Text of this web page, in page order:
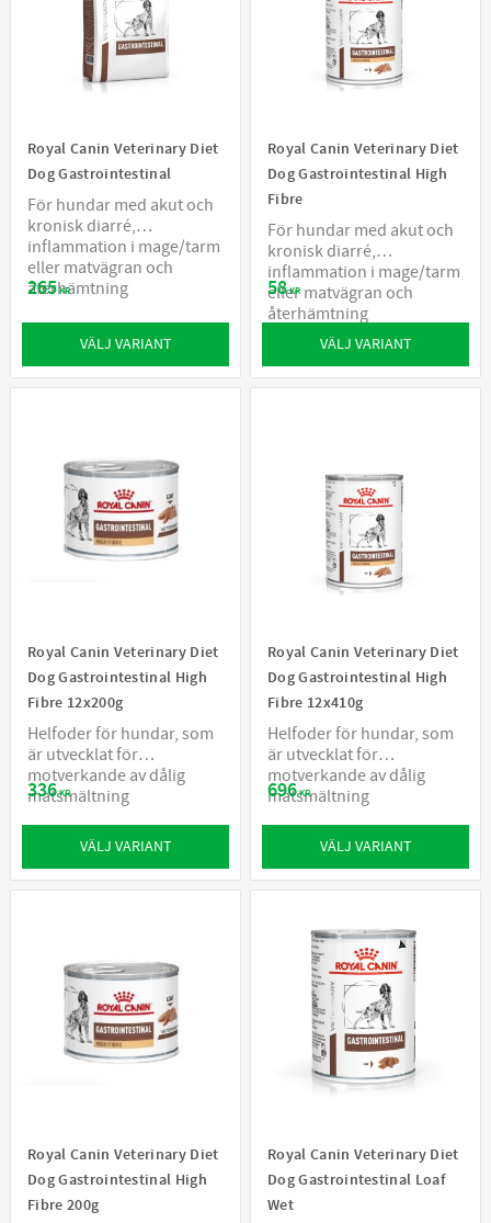
Royal Canin Veterinary Diet
Dog Gastrointestinal
För hundar med akut och
kronisk diarré,
inflammation i mage/tarm
eller matvägran och
återhämtning
265KR
VÄLJ VARIANT
Royal Canin Veterinary Diet
Dog Gastrointestinal High
Fibre
För hundar med akut och
kronisk diarré,
inflammation i mage/tarm
eller matvägran och
återhämtning
58KR
VÄLJ VARIANT
Royal Canin Veterinary Diet
Dog Gastrointestinal High
Fibre 12x200g
Helfoder för hundar, som
är utvecklat för
motverkande av dålig
matsmältning
336KR
VÄLJ VARIANT
Royal Canin Veterinary Diet
Dog Gastrointestinal High
Fibre 12x410g
Helfoder för hundar, som
är utvecklat för
motverkande av dålig
matsmältning
696KR
VÄLJ VARIANT
Royal Canin Veterinary Diet
Dog Gastrointestinal High
Fibre 200g
Royal Canin Veterinary Diet
Dog Gastrointestinal Loaf
Wet